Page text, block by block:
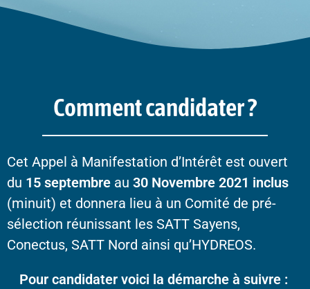
Comment candidater ?
Cet Appel à Manifestation d’Intérêt est ouvert
du 15 septembre au 30 Novembre 2021 inclus
(minuit) et donnera lieu à un Comité de pré-
sélection réunissant les SATT Sayens,
Conectus, SATT Nord ainsi qu’HYDREOS.
Pour candidater voici la démarche à suivre :